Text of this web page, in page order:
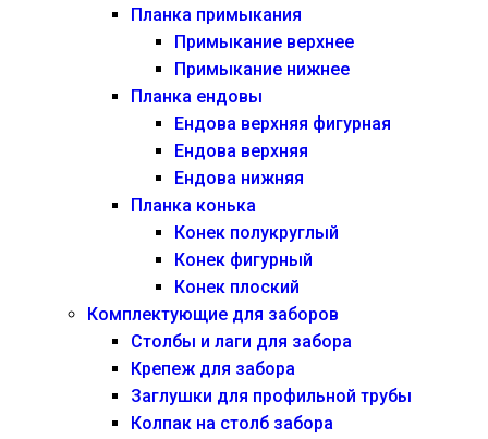
Планка примыкания
Примыкание верхнее
Примыкание нижнее
Планка ендовы
Ендова верхняя фигурная
Ендова верхняя
Ендова нижняя
Планка конька
Конек полукруглый
Конек фигурный
Конек плоский
Комплектующие для заборов
Столбы и лаги для забора
Крепеж для забора
Заглушки для профильной трубы
Колпак на столб забора